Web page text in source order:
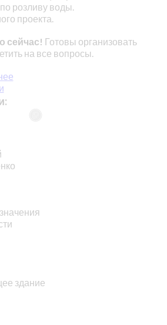
розливу воды.
проекта.
сейчас! Готовы организовать
на все вопросы.
здание